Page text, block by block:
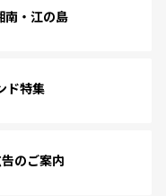
南・江の島
ド特集
のご案内